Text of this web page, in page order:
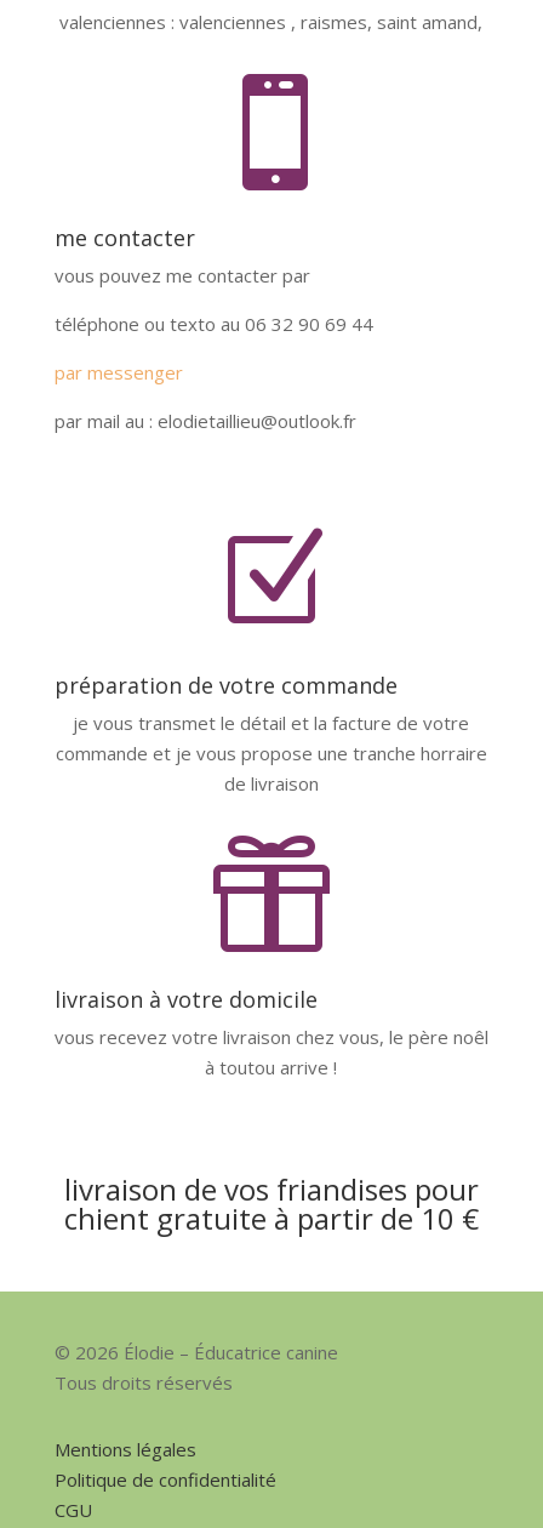
valenciennes : valenciennes , raismes, saint amand,

me contacter
vous pouvez me contacter par
téléphone ou texto au 06 32 90 69 44
par messenger
par mail au : elodietaillieu@outlook.fr
Z
préparation de votre commande
je vous transmet le détail et la facture de votre
commande et je vous propose une tranche horraire
de livraison

livraison à votre domicile
vous recevez votre livraison chez vous, le père noêl
à toutou arrive !
livraison de vos friandises pour
chient gratuite à partir de 10 €
© 2026 Élodie – Éducatrice canine
Tous droits réservés
Mentions légales
Politique de confidentialité
CGU